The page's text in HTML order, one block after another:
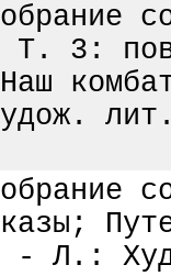
Т. 3:
- Л.: